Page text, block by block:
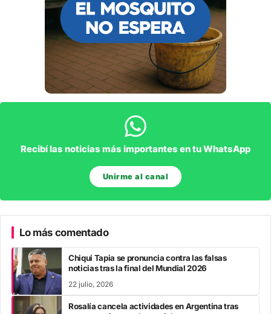
Recibí las noticias más importantes en tu WhatsApp
Unirme al canal
Lo más comentado
Chiqui Tapia se pronuncia contra las falsas
noticias tras la final del Mundial 2026
22 julio, 2026
Rosalía cancela actividades en Argentina tras